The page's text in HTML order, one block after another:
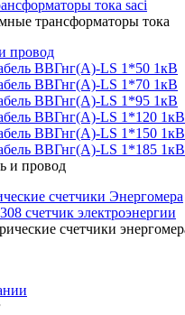
тока saci
провод
ВВГнг(A)-LS 1*50 1кВ
ВВГнг(A)-LS 1*70 1кВ
ВВГнг(A)-LS 1*95 1кВ
ВВГнг(A)-LS 1*120 1кВ
ВВГнг(A)-LS 1*150 1кВ
ВВГнг(A)-LS 1*185 1кВ
счетчики Энергомера
счетчик электроэнергии